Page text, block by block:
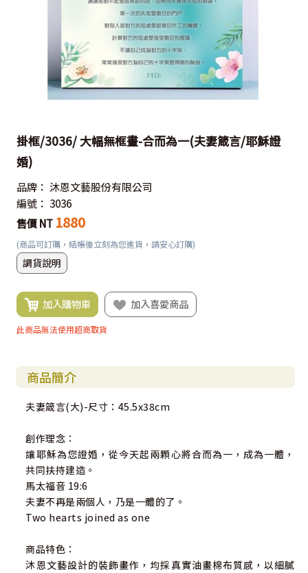
掛框/3036/ 大幅無框畫-合而為一(夫妻箴言/耶穌證
婚)
品牌： 沐恩文藝股份有限公司
編號： 3036
售價 NT 1880
(商品可訂購，結帳後立刻為您進貨，請安心訂購)
調貨說明
加入購物車 加入喜愛商品
此商品無法使用超商取貨
商品簡介
夫妻箴言(大)-尺寸：45.5x38cm
創作理念：
讓耶穌為您證婚，從今天起兩顆心將合而為一，成為一體，
共同扶持建造。
馬太福音 19:6
夫妻不再是兩個人，乃是一體的了。
Two hearts joined as one
商品特色：
沐恩文藝設計的裝飾畫作，均採真實油畫棉布質感，以細膩